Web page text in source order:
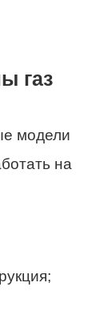
газ
модели
на